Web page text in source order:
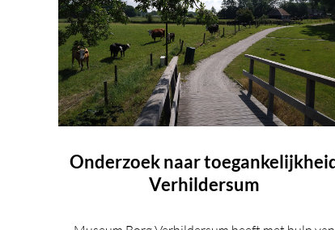
Onderzoek naar
Verhildersum